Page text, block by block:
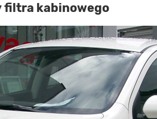
filtra kabinowego